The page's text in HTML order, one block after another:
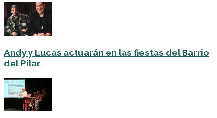
Andy y Lucas actuarán en las fiestas del Barrio
del Pilar...